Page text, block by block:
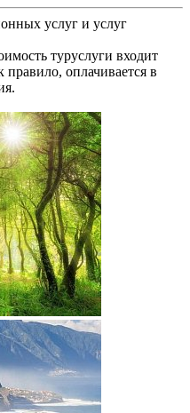
услуг и услуг
туруслуги входит
оплачивается в